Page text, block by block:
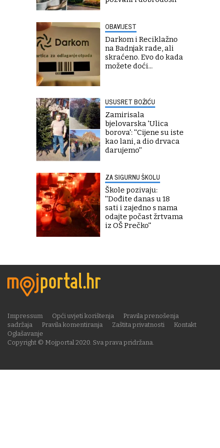
OBAVIJEST
Darkom i Reciklažno
na Badnjak rade, ali
skraćeno. Evo do kada
možete doći...
USUSRET BOŽIĆU
Zamirisala
bjelovarska 'Ulica
borova': ''Cijene su iste
kao lani, a dio drvaca
darujemo''
ZA SIGURNU ŠKOLU
Škole pozivaju:
''Dođite danas u 18
sati i zajedno s nama
odajte počast žrtvama
iz OŠ Prečko''
Copyright © Mojportal 2020. Sva prava pridržana.
Impressum Opći uvjeti korištenja
Pravila prenošenja
sadržaja
Pravila komentiranja Zaštita privatnosti
Kontakt
Oglašavanje